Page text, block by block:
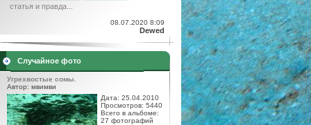
статья и правда...
08.07.2020 8:09
Dewed
Случайное фото
Угрехвостые сомы.
Автор: мвимви
Дата: 25.04.2010
Просмотров: 5440
Всего в альбоме:
27 фотографий